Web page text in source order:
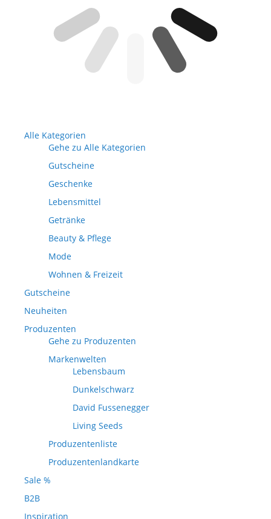
Alle Kategorien
Gehe zu Alle Kategorien
Gutscheine
Geschenke
Lebensmittel
Getränke
Beauty & Pflege
Mode
Wohnen & Freizeit
Gutscheine
Neuheiten
Produzenten
Gehe zu Produzenten
Markenwelten
Lebensbaum
Dunkelschwarz
David Fussenegger
Living Seeds
Produzentenliste
Produzentenlandkarte
Sale %
B2B
Inspiration